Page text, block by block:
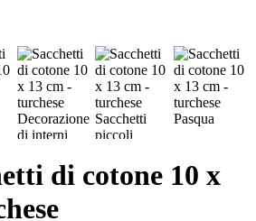
di cotone 10 x